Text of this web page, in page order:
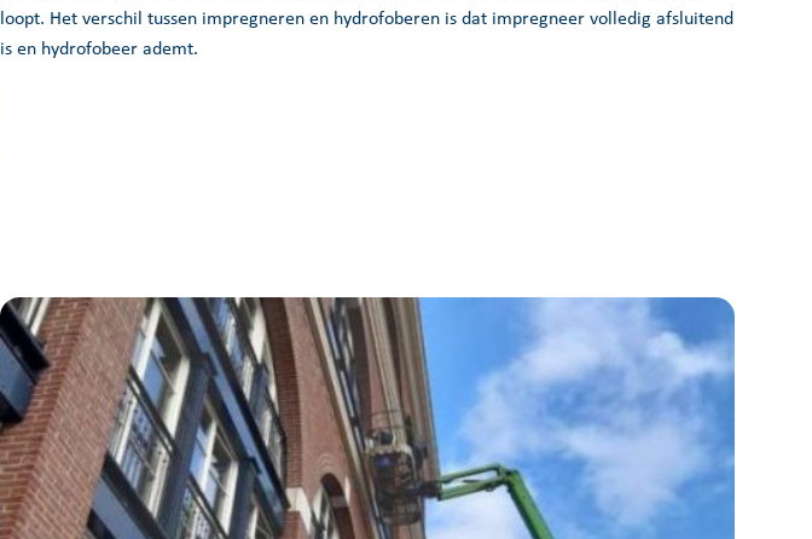
loopt. Het verschil tussen impregneren en hydrofoberen is dat impregneer volledig afsluitend
is en hydrofobeer ademt.